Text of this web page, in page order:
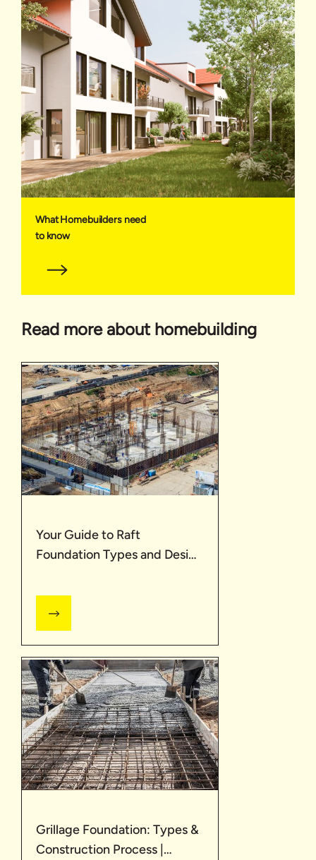
What Homebuilders need
to know
Read more about homebuilding
Your Guide to Raft
Foundation Types and Design
Grillage Foundation: Types &
Construction Process |